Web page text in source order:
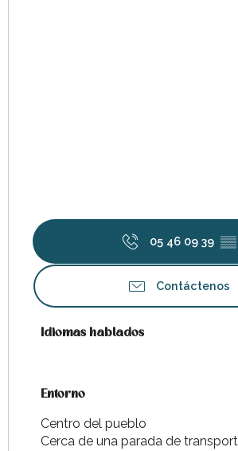
05 46 09 39 ▒▒
Contáctenos
Idiomas hablados
Idiomas hablados
Entorno
Entorno
Centro del pueblo
Cerca de una parada de